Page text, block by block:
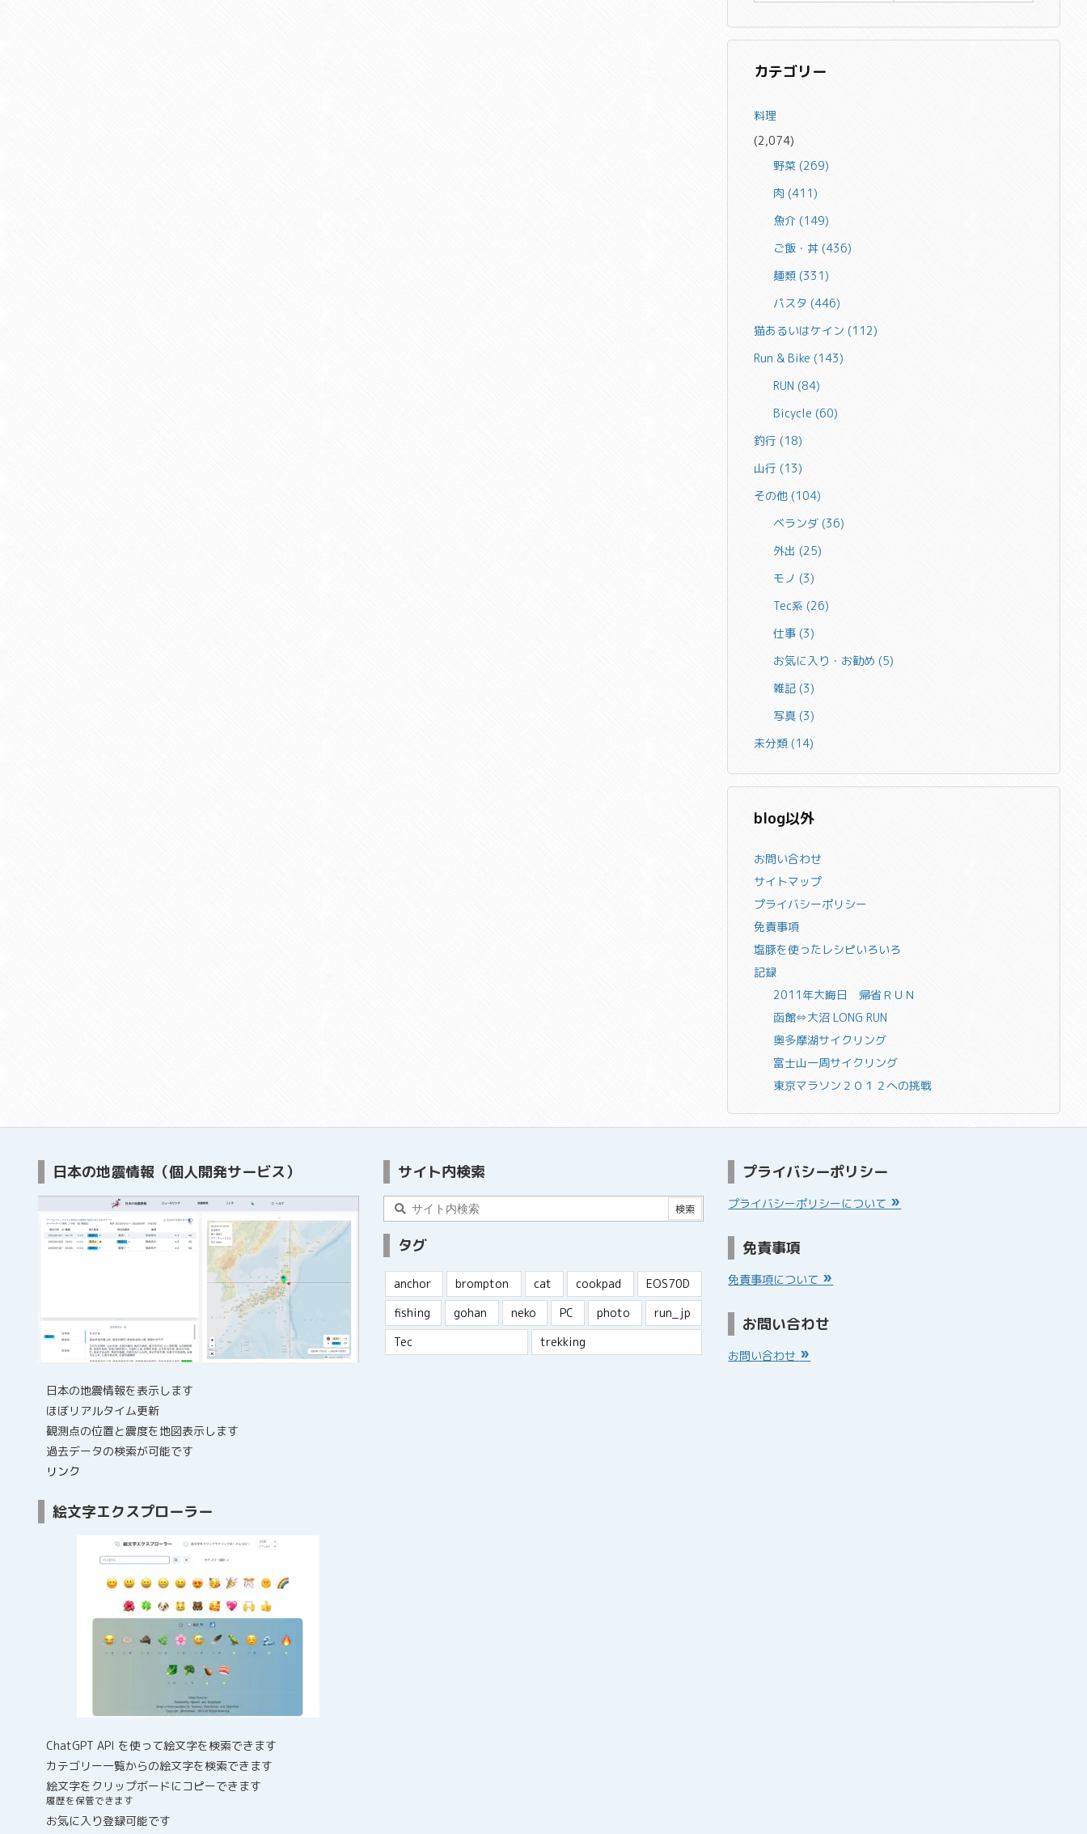
カテゴリー
料理
(2,074)
野菜(269)
肉(411)
魚介(149)
ご飯・丼(436)
麺類(331)
パスタ(446)
猫あるいはケイン (112)
Run & Bike (143)
RUN(84)
Bicycle(60)
釣行 (18)
山行 (13)
その他 (104)
ベランダ(36)
外出(25)
モノ(3)
Tec系(26)
仕事(3)
お気に入り・お勧め(5)
雑記(3)
写真(3)
未分類 (14)
blog以外
お問い合わせ
サイトマップ
プライバシーポリシー
免責事項
塩豚を使ったレシピいろいろ
記録
2011年大晦日 帰省ＲＵＮ
函館⇔大沼 LONG RUN
奥多摩湖サイクリング
富士山一周サイクリング
東京マラソン２０１２への挑戦
日本の地震情報（個人開発サービス）
日本の地震情報を表示します
ほぼリアルタイム更新
観測点の位置と震度を地図表示します
過去データの検索が可能です
リンク
絵文字エクスプローラー
ChatGPT API を使って絵文字を検索できます
カテゴリー一覧からの絵文字を検索できます
絵文字をクリップボードにコピーできます
履歴を保管できます
お気に入り登録可能です
サイト内検索
タグ
anchor brompton cat cookpad
EOS70D
fishing
gohan neko PC photo
run_jp
Tec
trekking
プライバシーポリシー
プライバシーポリシーについて
免責事項
免責事項について
お問い合わせ
お問い合わせ